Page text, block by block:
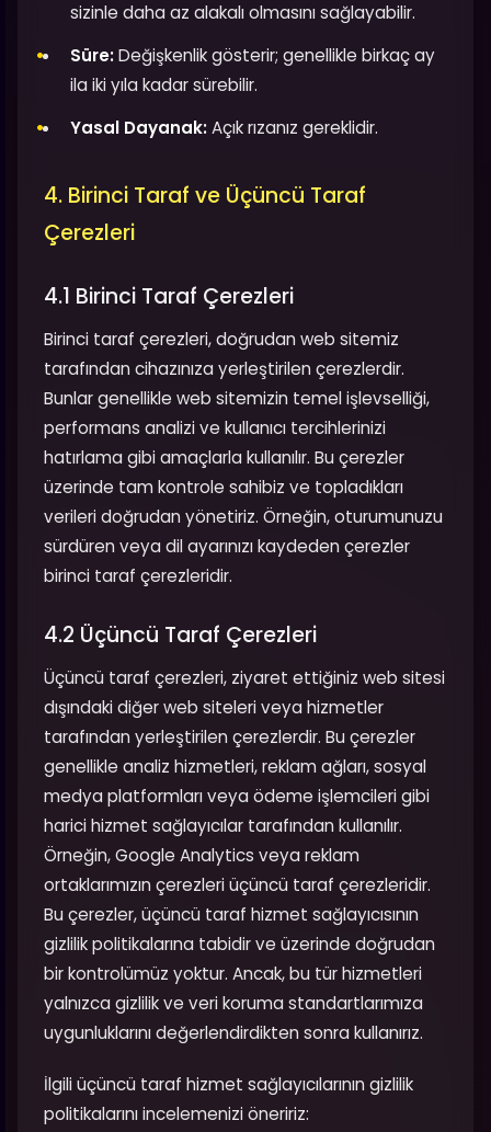
sizinle daha az alakalı olmasını sağlayabilir.
Süre:Değişkenlik gösterir; genellikle birkaç ay
ila iki yıla kadar sürebilir.
Yasal Dayanak:Açık rızanız gereklidir.
4. Birinci Taraf ve Üçüncü Taraf
Çerezleri
4.1 Birinci Taraf Çerezleri
Birinci taraf çerezleri, doğrudan web sitemiz
tarafından cihazınıza yerleştirilen çerezlerdir.
Bunlar genellikle web sitemizin temel işlevselliği,
performans analizi ve kullanıcı tercihlerinizi
hatırlama gibi amaçlarla kullanılır. Bu çerezler
üzerinde tam kontrole sahibiz ve topladıkları
verileri doğrudan yönetiriz. Örneğin, oturumunuzu
sürdüren veya dil ayarınızı kaydeden çerezler
birinci taraf çerezleridir.
4.2 Üçüncü Taraf Çerezleri
Üçüncü taraf çerezleri, ziyaret ettiğiniz web sitesi
dışındaki diğer web siteleri veya hizmetler
tarafından yerleştirilen çerezlerdir. Bu çerezler
genellikle analiz hizmetleri, reklam ağları, sosyal
medya platformları veya ödeme işlemcileri gibi
harici hizmet sağlayıcılar tarafından kullanılır.
Örneğin, Google Analytics veya reklam
ortaklarımızın çerezleri üçüncü taraf çerezleridir.
Bu çerezler, üçüncü taraf hizmet sağlayıcısının
gizlilik politikalarına tabidir ve üzerinde doğrudan
bir kontrolümüz yoktur. Ancak, bu tür hizmetleri
yalnızca gizlilik ve veri koruma standartlarımıza
uygunluklarını değerlendirdikten sonra kullanırız.
İlgili üçüncü taraf hizmet sağlayıcılarının gizlilik
politikalarını incelemenizi öneririz: